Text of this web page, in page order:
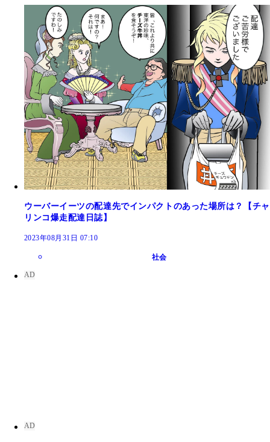
ウーバーイーツ配達における現在の私の評価です
ウーバーイーツの配達先でインパクトのあった場所は？【チャ
リンコ爆走配達日誌】
2023年08月31日 07:10
社会